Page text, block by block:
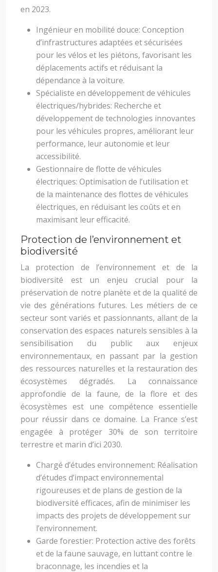
en 2023.
Ingénieur en mobilité douce: Conception
d’infrastructures adaptées et sécurisées
pour les vélos et les piétons, favorisant les
déplacements actifs et réduisant la
dépendance à la voiture.
Spécialiste en développement de véhicules
électriques/hybrides: Recherche et
développement de technologies innovantes
pour les véhicules propres, améliorant leur
performance, leur autonomie et leur
accessibilité.
Gestionnaire de flotte de véhicules
électriques: Optimisation de l’utilisation et
de la maintenance des flottes de véhicules
électriques, en réduisant les coûts et en
maximisant leur efficacité.
Protection de l’environnement et
biodiversité
La protection de l’environnement et de la
biodiversité est un enjeu crucial pour la
préservation de notre planète et de la qualité de
vie des générations futures. Les métiers de ce
secteur sont variés et passionnants, allant de la
conservation des espaces naturels sensibles à la
sensibilisation du public aux enjeux
environnementaux, en passant par la gestion
des ressources naturelles et la restauration des
écosystèmes dégradés. La connaissance
approfondie de la faune, de la flore et des
écosystèmes est une compétence essentielle
pour réussir dans ce domaine. La France s’est
engagée à protéger 30% de son territoire
terrestre et marin d’ici 2030.
Chargé d’études environnement: Réalisation
d’études d’impact environnemental
rigoureuses et de plans de gestion de la
biodiversité efficaces, afin de minimiser les
impacts des projets de développement sur
l’environnement.
Garde forestier: Protection active des forêts
et de la faune sauvage, en luttant contre le
braconnage, les incendies et la